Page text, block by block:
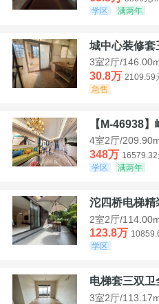
学区
满两年
城中心装修套
3室2厅/
30.8万 2109.59
急售
【M-46938
4室2厅/
348万 16579.32
学区
满两年
2室2厅/
123.8万
学区
电梯套三双卫
3室2厅/